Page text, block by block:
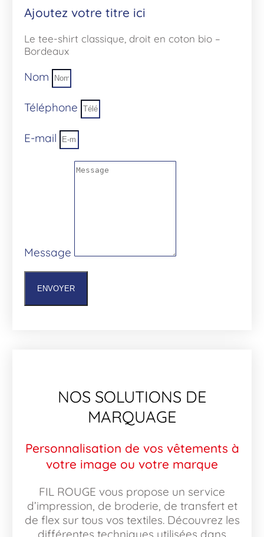
Ajoutez votre titre ici
Le tee-shirt classique, droit en coton bio –
Bordeaux
Nom
Téléphone
E-mail
Message
ENVOYER
NOS SOLUTIONS DE
MARQUAGE
Personnalisation de vos vêtements à
votre image ou votre marque
FIL ROUGE vous propose un service
d’impression, de broderie, de transfert et
de flex sur tous vos textiles. Découvrez les
différentes techniques utilisées dans